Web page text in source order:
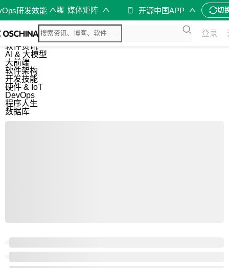
研发效能 媒体矩阵 开源中国APP 切
登录
综合
开源资讯
软件资讯
AI & 大模型
大前端
软件架构
开发技能
硬件 & IoT
DevOps
程序人生
数据库